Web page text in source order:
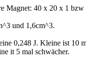
Magnet: 40 x 20 x 1 bzw
und 1,6cm^3.
0,248 J. Kleine ist 10
it 5 mal schwächer.